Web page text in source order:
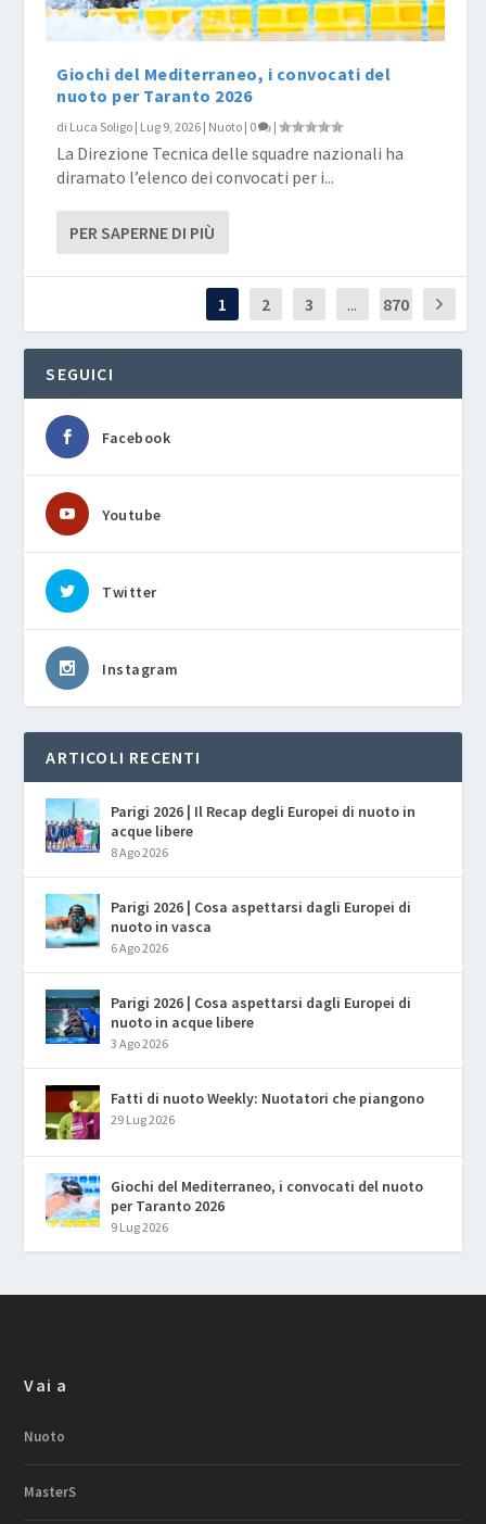
Giochi del Mediterraneo, i convocati del
nuoto per Taranto 2026
di Luca Soligo | Lug 9, 2026 | Nuoto | 0 |
La Direzione Tecnica delle squadre nazionali ha
diramato l’elenco dei convocati per i...
PER SAPERNE DI PIÙ
1 2 3 ... 870
SEGUICI
Facebook
Youtube
Twitter
Instagram
ARTICOLI RECENTI
Parigi 2026 | Il Recap degli Europei di nuoto in
acque libere
8 Ago 2026
Parigi 2026 | Cosa aspettarsi dagli Europei di
nuoto in vasca
6 Ago 2026
Parigi 2026 | Cosa aspettarsi dagli Europei di
nuoto in acque libere
3 Ago 2026
Fatti di nuoto Weekly: Nuotatori che piangono
29 Lug 2026
Giochi del Mediterraneo, i convocati del nuoto
per Taranto 2026
9 Lug 2026
Vai a
Nuoto
MasterS